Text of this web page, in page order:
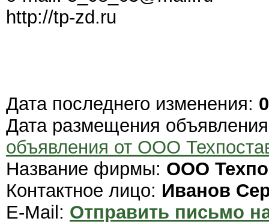
http://tp-zd.ru
Дата последнего изменения:
Дата размещения
объявления от ООО
Название фирмы: ООО
Контактное лицо: Иванов
E-Mail: Отправить письмо